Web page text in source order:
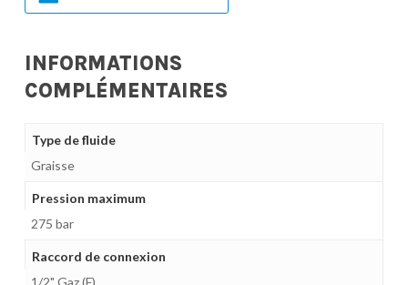
INFORMATIONS
COMPLÉMENTAIRES
Type de fluide
Graisse
Pression maximum
275 bar
Raccord de connexion
1/2" Gaz (F)